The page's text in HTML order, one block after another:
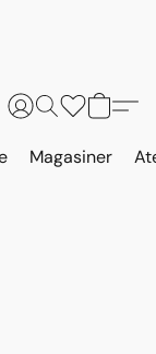
Magasiner